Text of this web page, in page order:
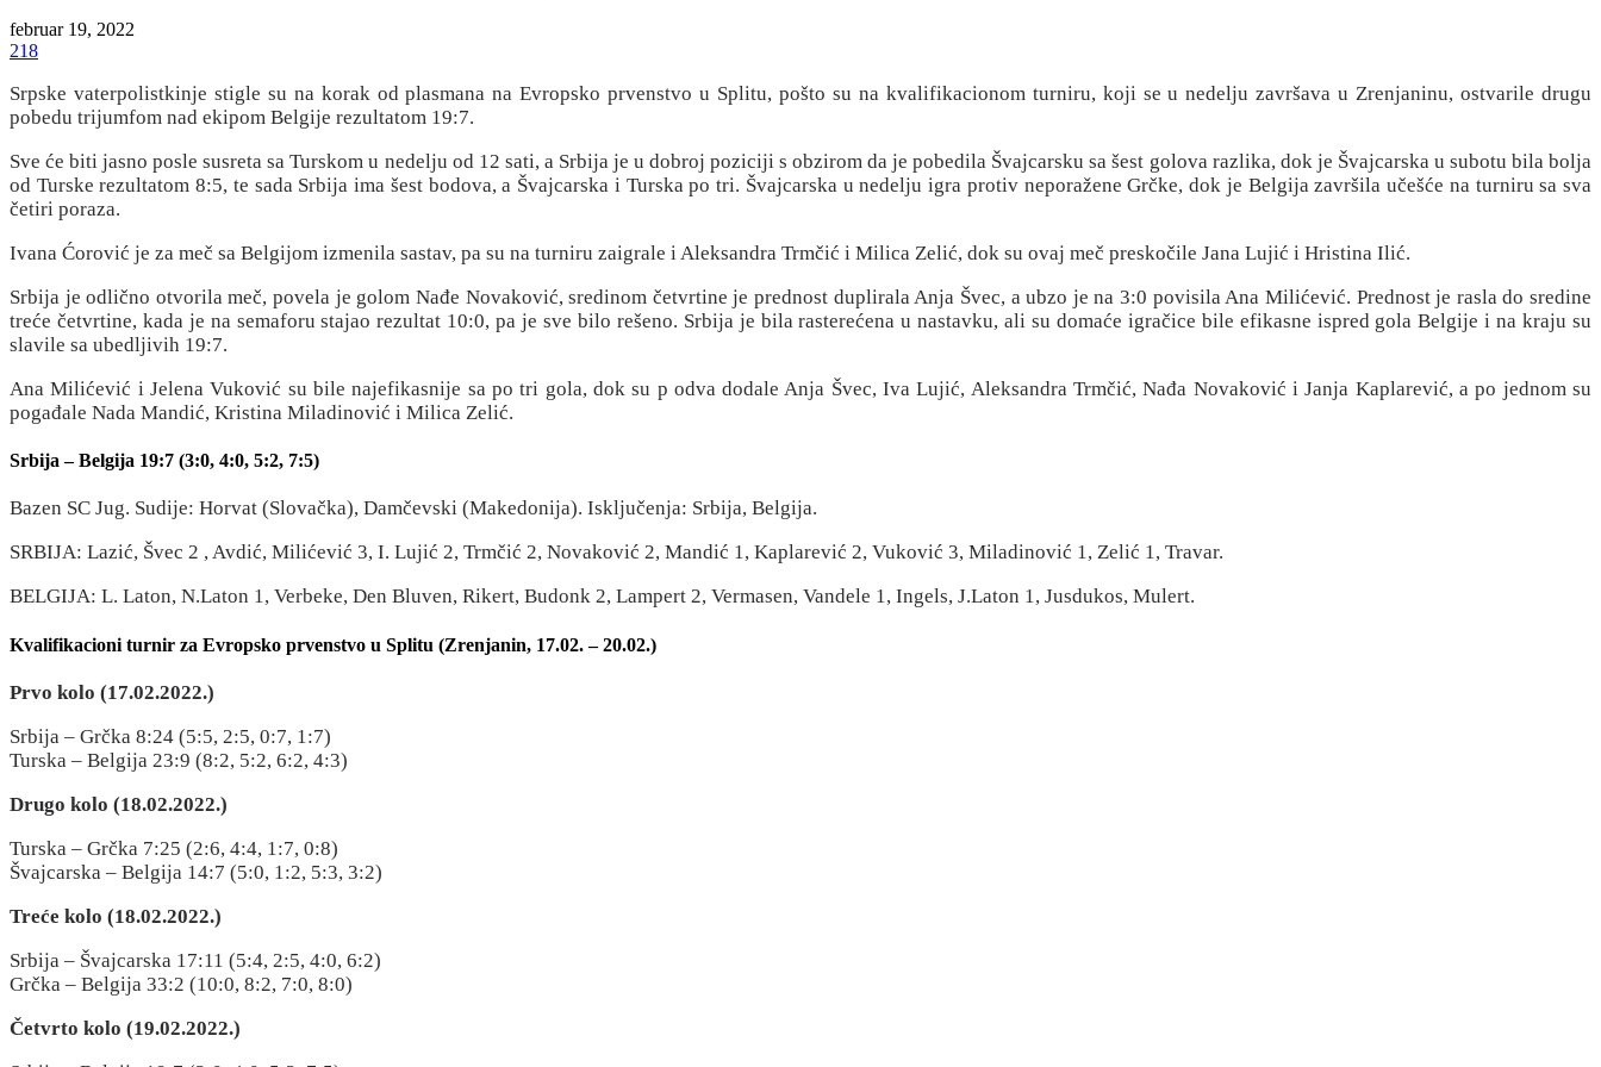
februar 19, 2022
218
Srpske vaterpolistkinje stigle su na korak od plasmana na Evropsko prvenstvo u Splitu, pošto su na kvalifikacionom turniru, koji se u nedelju završava u Zrenjaninu, ostvarile drugu
pobedu trijumfom nad ekipom Belgije rezultatom 19:7.
Sve će biti jasno posle susreta sa Turskom u nedelju od 12 sati, a Srbija je u dobroj poziciji s obzirom da je pobedila Švajcarsku sa šest golova razlika, dok je Švajcarska u subotu bila bolja
od Turske rezultatom 8:5, te sada Srbija ima šest bodova, a Švajcarska i Turska po tri. Švajcarska u nedelju igra protiv neporažene Grčke, dok je Belgija završila učešće na turniru sa sva
četiri poraza.
Ivana Ćorović je za meč sa Belgijom izmenila sastav, pa su na turniru zaigrale i Aleksandra Trmčić i Milica Zelić, dok su ovaj meč preskočile Jana Lujić i Hristina Ilić.
Srbija je odlično otvorila meč, povela je golom Nađe Novaković, sredinom četvrtine je prednost duplirala Anja Švec, a ubzo je na 3:0 povisila Ana Milićević. Prednost je rasla do sredine
treće četvrtine, kada je na semaforu stajao rezultat 10:0, pa je sve bilo rešeno. Srbija je bila rasterećena u nastavku, ali su domaće igračice bile efikasne ispred gola Belgije i na kraju su
slavile sa ubedljivih 19:7.
Ana Milićević i Jelena Vuković su bile najefikasnije sa po tri gola, dok su p odva dodale Anja Švec, Iva Lujić, Aleksandra Trmčić, Nađa Novaković i Janja Kaplarević, a po jednom su
pogađale Nada Mandić, Kristina Miladinović i Milica Zelić.
Srbija – Belgija 19:7 (3:0, 4:0, 5:2, 7:5)
Bazen SC Jug. Sudije: Horvat (Slovačka), Damčevski (Makedonija). Isključenja: Srbija, Belgija.
SRBIJA: Lazić, Švec 2 , Avdić, Milićević 3, I. Lujić 2, Trmčić 2, Novaković 2, Mandić 1, Kaplarević 2, Vuković 3, Miladinović 1, Zelić 1, Travar.
BELGIJA: L. Laton, N.Laton 1, Verbeke, Den Bluven, Rikert, Budonk 2, Lampert 2, Vermasen, Vandele 1, Ingels, J.Laton 1, Jusdukos, Mulert.
Kvalifikacioni turnir za Evropsko prvenstvo u Splitu (Zrenjanin, 17.02. – 20.02.)
Prvo kolo (17.02.2022.)
Srbija – Grčka 8:24 (5:5, 2:5, 0:7, 1:7)
Turska – Belgija 23:9 (8:2, 5:2, 6:2, 4:3)
Drugo kolo (18.02.2022.)
Turska – Grčka 7:25 (2:6, 4:4, 1:7, 0:8)
Švajcarska – Belgija 14:7 (5:0, 1:2, 5:3, 3:2)
Treće kolo (18.02.2022.)
Srbija – Švajcarska 17:11 (5:4, 2:5, 4:0, 6:2)
Grčka – Belgija 33:2 (10:0, 8:2, 7:0, 8:0)
Četvrto kolo (19.02.2022.)